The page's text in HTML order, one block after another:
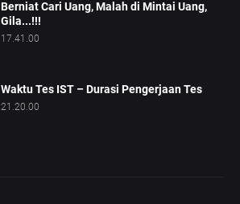
Berniat Cari Uang, Malah di Mintai Uang,
Gila...!!!
17.41.00
Waktu Tes IST – Durasi Pengerjaan Tes
21.20.00